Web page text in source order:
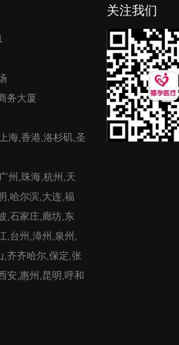
务大厦
海,香港,洛杉矶,圣
州,珠海,杭州,天
,哈尔滨,大连,福
,石家庄,廊坊,东
,台州,漳州,泉州,
,齐齐哈尔,保定,张
安,惠州,昆明,呼和
关注我们